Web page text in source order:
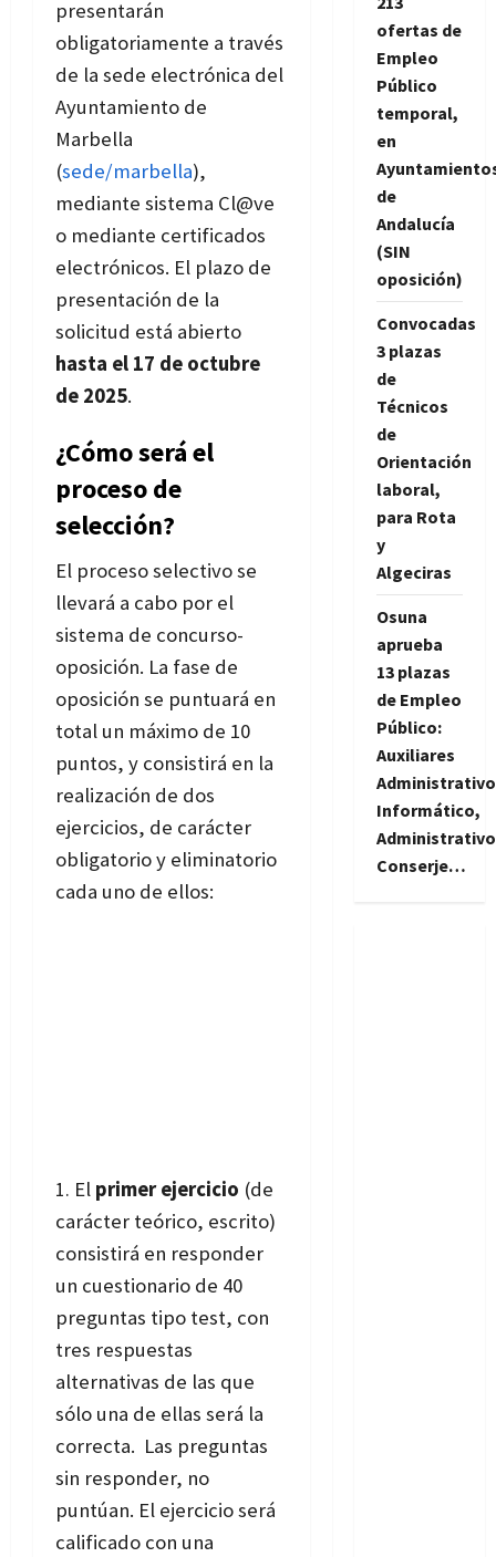
presentarán
obligatoriamente a través
de la sede electrónica del
Ayuntamiento de
Marbella
(sede/marbella),
mediante sistema Cl@ve
o mediante certificados
electrónicos. El plazo de
presentación de la
solicitud está abierto
hasta el 17 de octubre
de 2025.
¿Cómo será el
proceso de
selección?
El proceso selectivo se
llevará a cabo por el
sistema de concurso-
oposición. La fase de
oposición se puntuará en
total un máximo de 10
puntos, y consistirá en la
realización de dos
ejercicios, de carácter
obligatorio y eliminatorio
cada uno de ellos:
El primer ejercicio (de
carácter teórico, escrito)
consistirá en responder
un cuestionario de 40
preguntas tipo test, con
tres respuestas
alternativas de las que
sólo una de ellas será la
correcta. Las preguntas
sin responder, no
puntúan. El ejercicio será
calificado con una
ofertas de
Empleo
Público
temporal,
en
de
Andalucía
(SIN
oposición)
Convocadas
3 plazas
de
Técnicos
de
Orientación
laboral,
para Rota
y
Algeciras
Osuna
aprueba
13 plazas
de Empleo
Público:
Auxiliares
Informático,
Conserje…